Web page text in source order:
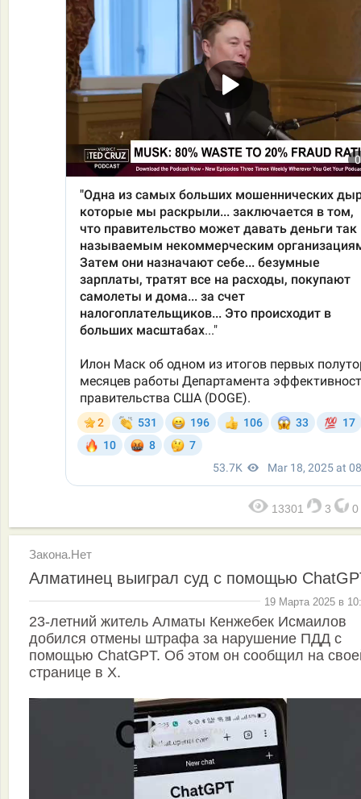
13301 3 0
Закона.Нет
Алматинец выиграл суд с помощью
19 Марта 2025 в
23-летний житель Алматы Кенжебек Исмаилов
добился отмены штрафа за нарушение ПДД с
помощью ChatGPT. Об этом он сообщил на
странице в Х.